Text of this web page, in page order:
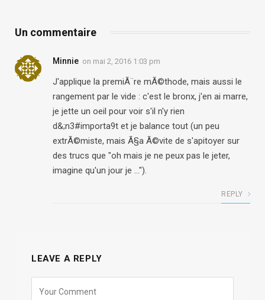
Un commentaire
Minnie on mai 2, 2016 1:03 pm
J'applique la premiÃ¨re mÃ©thode, mais aussi le
rangement par le vide : c'est le bronx, j'en ai marre,
je jette un oeil pour voir s'il n'y rien
d&;n3#importa9t et je balance tout (un peu
extrÃ©miste, mais Ã§a Ã©vite de s'apitoyer sur
des trucs que "oh mais je ne peux pas le jeter,
imagine qu'un jour je …").
REPLY
LEAVE A REPLY